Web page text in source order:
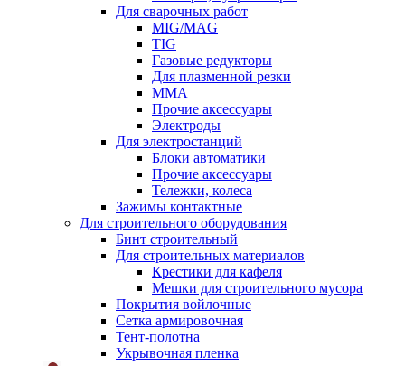
Для сварочных работ
MIG/MAG
TIG
Газовые редукторы
Для плазменной резки
ММА
Прочие аксессуары
Электроды
Для электростанций
Блоки автоматики
Прочие аксессуары
Тележки, колеса
Зажимы контактные
Для строительного оборудования
Бинт строительный
Для строительных материалов
Крестики для кафеля
Мешки для строительного мусора
Покрытия войлочные
Сетка армировочная
Тент-полотна
Укрывочная пленка